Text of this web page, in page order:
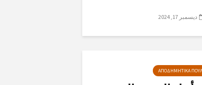
ديسمبر 17, 2024
ΑΠΟΔΗΜΗΤΙΚΑ